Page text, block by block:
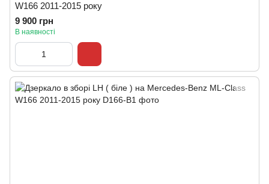
W166 2011-2015 року
9 900 грн
В наявності